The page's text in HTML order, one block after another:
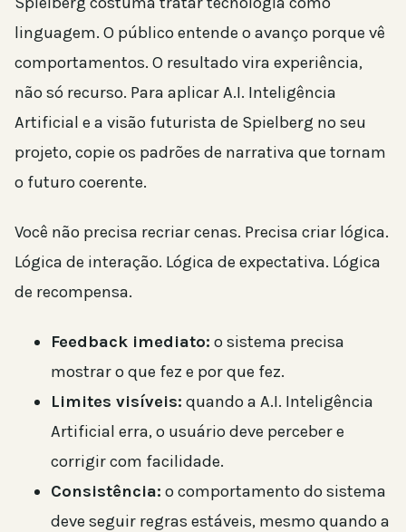
linguagem. O público entende o avanço porque vê
comportamentos. O resultado vira experiência,
não só recurso. Para aplicar A.I. Inteligência
Artificial e a visão futurista de Spielberg no seu
projeto, copie os padrões de narrativa que tornam
o futuro coerente.
Você não precisa recriar cenas. Precisa criar lógica.
Lógica de interação. Lógica de expectativa. Lógica
de recompensa.
Feedback imediato: o sistema precisa
mostrar o que fez e por que fez.
Limites visíveis: quando a A.I. Inteligência
Artificial erra, o usuário deve perceber e
corrigir com facilidade.
Consistência: o comportamento do sistema
deve seguir regras estáveis, mesmo quando a